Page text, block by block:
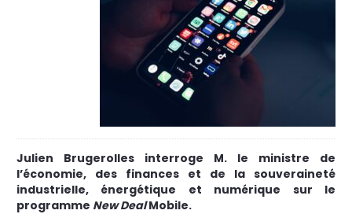
Julien Brugerolles interroge M. le ministre de
l’économie, des finances et de la souveraineté
industrielle, énergétique et numérique sur le
programme New DealMobile.